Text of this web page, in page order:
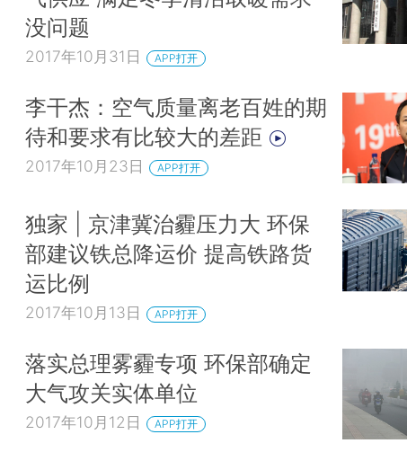
没问题
2017年10月31日 APP打开
李干杰：空气质量离老百姓的期
待和要求有比较大的差距
2017年10月23日 APP打开
独家 | 京津冀治霾压力大 环保
部建议铁总降运价 提高铁路货
运比例
2017年10月13日 APP打开
落实总理雾霾专项 环保部确定
大气攻关实体单位
2017年10月12日 APP打开